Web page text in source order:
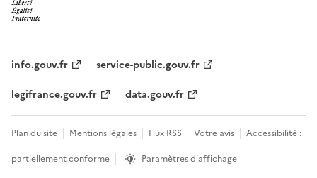
info.gouv.fr
service-public.gouv.fr
legifrance.gouv.fr
data.gouv.fr
Plan du site Mentions légales Flux RSS Votre avis
Accessibilité :
partiellement conforme
Paramètres d'affichage